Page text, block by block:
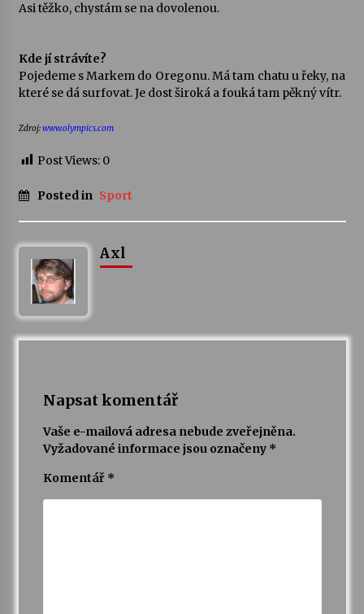
Asi těžko, chystám se na dovolenou.
Kde jí strávíte?
Pojedeme s Markem do Oregonu. Má tam chatu u řeky, na
které se dá surfovat. Je dost široká a fouká tam pěkný vítr.
Zdroj:www.olympics.com
Post Views: 0
Posted in Sport
Axl
Napsat komentář
Vaše e-mailová adresa nebude zveřejněna.
Vyžadované informace jsou označeny *
Komentář *